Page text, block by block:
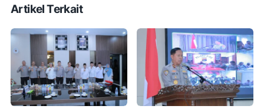
Artikel Terkait